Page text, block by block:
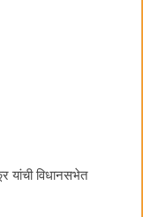
यांची विधानसभेत